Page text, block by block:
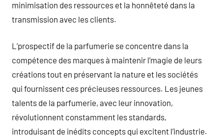
minimisation des ressources et la honnêteté dans la
transmission avec les clients.
L’prospectif de la parfumerie se concentre dans la
compétence des marques à maintenir l’magie de leurs
créations tout en préservant la nature et les sociétés
qui fournissent ces précieuses ressources. Les jeunes
talents de la parfumerie, avec leur innovation,
révolutionnent constamment les standards,
introduisant de inédits concepts qui excitent l’industrie.